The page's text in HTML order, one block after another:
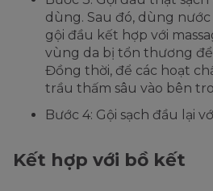
dùng. Sau đó, dùng
gội đầu kết hợp với
vùng da bị tổn thương để
Đồng thời, để các hoạt
trầu thấm sâu vào bên
Bước 4: Gội sạch đầu lại
Kết hợp với bồ kết